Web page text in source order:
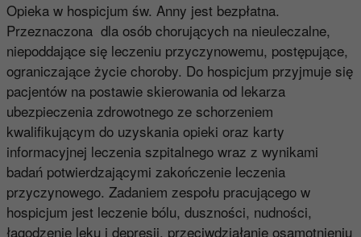
Opieka w hospicjum św. Anny jest bezpłatna.
Przeznaczona dla osób chorujących na nieuleczalne,
niepoddające się leczeniu przyczynowemu, postępujące,
ograniczające życie choroby. Do hospicjum przyjmuje się
pacjentów na postawie skierowania od lekarza
ubezpieczenia zdrowotnego ze schorzeniem
kwalifikującym do uzyskania opieki oraz karty
informacyjnej leczenia szpitalnego wraz z wynikami
badań potwierdzającymi zakończenie leczenia
przyczynowego. Zadaniem zespołu pracującego w
hospicjum jest leczenie bólu, duszności, nudności,
łagodzenie lęku i depresji, przeciwdziałanie osamotnieniu